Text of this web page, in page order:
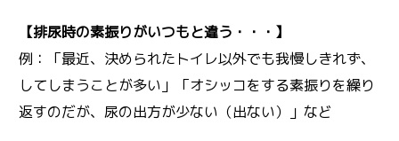
【排尿時の素振りがいつもと違う・・・】
例：「最近、決められたトイレ以外でも我慢しきれず、
してしまうことが多い」「オシッコをする素振りを繰り
返すのだが、尿の出方が少ない（出ない）」など